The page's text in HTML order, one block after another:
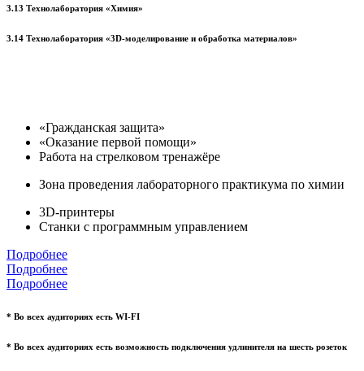
3.13 Технолаборатория «Химия»
3.14 Технолаборатория «3D-моделирование и обработка материалов»
«Гражданская защита»
«Оказание первой помощи»
Работа на стрелковом тренажёре
Зона проведения лабораторного практикума по химии
3D-принтеры
Станки с программным управлением
Подробнее
Подробнее
Подробнее
* Во всех аудиториях есть WI-FI
* Во всех аудиториях есть возможность подключения удлинителя на шесть розеток